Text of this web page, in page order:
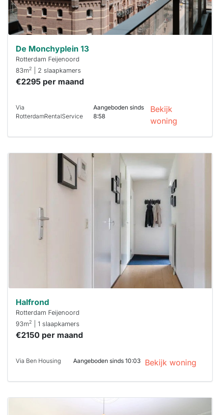
De Monchyplein 13
Rotterdam Feijenoord
83m2 | 2 slaapkamers
€2295 per maand
Via
RotterdamRentalService
Aangeboden sinds
8:58
Bekijk
woning
waarschijnlijk
al verhuurd
binnen 15
minuten
Stekkies helpt
je hierbij!
Halfrond
Rotterdam Feijenoord
93m2 | 1 slaapkamers
€2150 per maand
Via Ben Housing Aangeboden sinds 10:03 Bekijk woning